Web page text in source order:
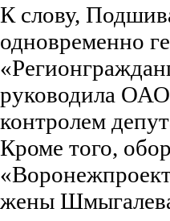
К слову,
одновременно
руководила
контролем
Кроме того,
жены